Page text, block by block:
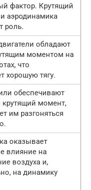
фактор. Крутящий
аэродинамика
роль.
обладают
моментом на
что
хорошую тягу.
обеспечивают
момент,
им разгоняться
оказывает
влияние на
воздуха и,
на динамику